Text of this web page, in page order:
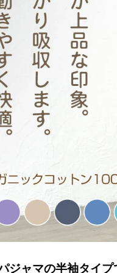
ジャマの半袖タイ